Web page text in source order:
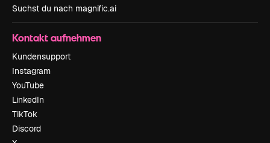
Suchst du nach magnific.ai
Kontakt aufnehmen
Kundensupport
Instagram
YouTube
LinkedIn
TikTok
Discord